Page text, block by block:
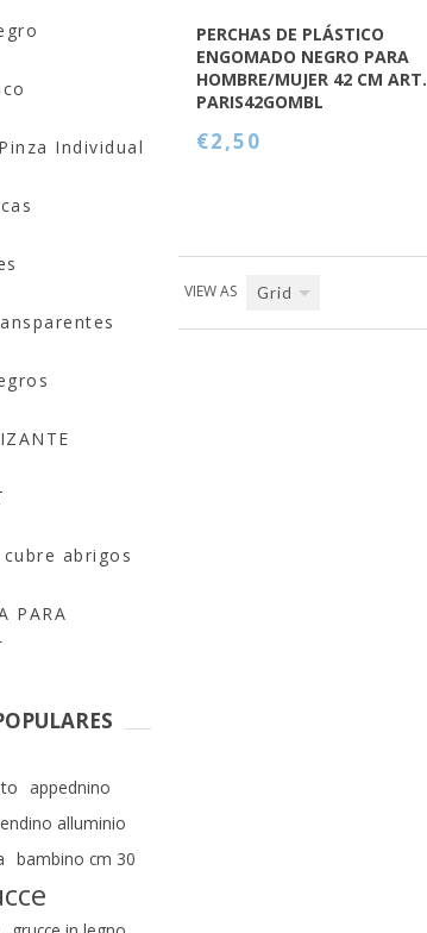
PERCHAS DE PLÁSTICO
ENGOMADO NEGRO PARA
HOMBRE/MUJER 42 CM ART.
PARIS42GOMBL
€2,50
VIEW AS Grid
Individual
abrigos
PARA
appednino
alluminio
bambino cm 30